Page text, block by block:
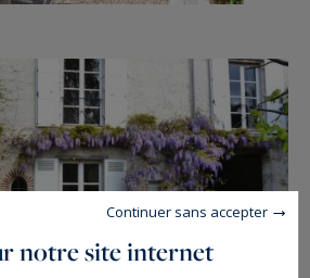
notre site internet
Continuer sans accepter